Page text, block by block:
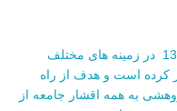
تیم پژوهشی کوله پشتی از اواخر سال 1390 در زمینه های مختلف
کرده است و هدف از راه
به همه اقشار جامعه از